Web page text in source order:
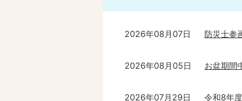
2026年08月07日 防災士参
2026年08月05日 お盆期間
2026年07月29日 令和8年